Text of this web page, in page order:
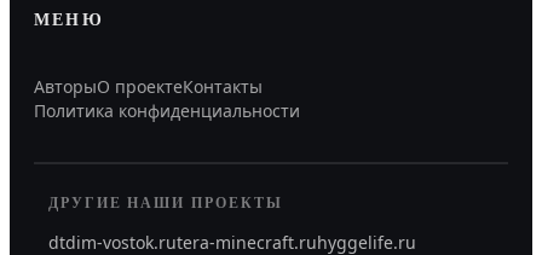
МЕНЮ
АвторыО проектеКонтакты
Политика конфиденциальности
ДРУГИЕ НАШИ ПРОЕКТЫ
dtdim-vostok.rutera-minecraft.ruhyggelife.ru